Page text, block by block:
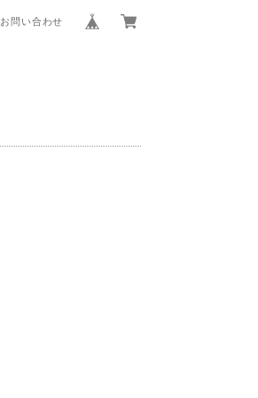
お問い合わせ